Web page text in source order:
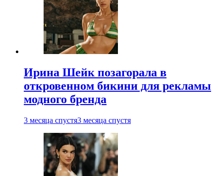
Ирина Шейк позагорала в
откровенном бикини для рекламы
модного бренда
3 месяца спустя3 месяца спустя